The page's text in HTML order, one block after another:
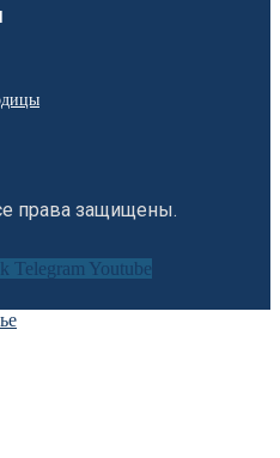
права защищены.
Telegram Youtube